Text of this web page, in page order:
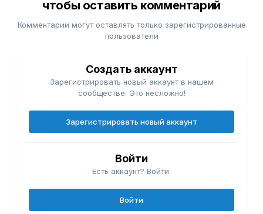
чтобы оставить комментарий
Комментарии могут оставлять только зарегистрированные
пользователи
Создать аккаунт
Зарегистрировать новый аккаунт в нашем
сообществе. Это несложно!
Зарегистрировать новый аккаунт
Войти
Есть аккаунт? Войти.
Войти